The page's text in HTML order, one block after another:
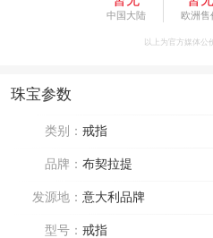
中国大陆 欧洲售
以上为官方媒体公
珠宝参数
类别： 戒指
品牌： 布契拉提
发源地： 意大利品牌
型号： 戒指